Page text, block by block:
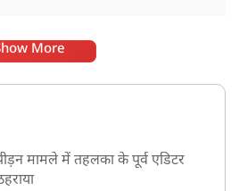
More
मामले में तहलका के पूर्व एडिटर